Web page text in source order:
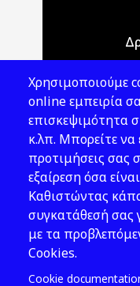
Main
Χρησιμοποιούμε
online εμπειρία
επισκεψιμότητα
κ.λπ. Μπορείτε να
προτιμήσεις σας
εξαίρεση όσα
Καθιστώντας
συγκατάθεσή
με τα
Cookies.
Cookie